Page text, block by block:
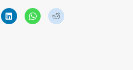
C
l
C
l
C
l